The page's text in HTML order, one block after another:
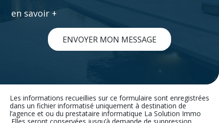
en savoir +
ENVOYER MON MESSAGE
Les informations recueillies sur ce formulaire sont enregistrées
dans un fichier informatisé uniquement à destination de
l’agence et ou du prestataire informatique La Solution Immo